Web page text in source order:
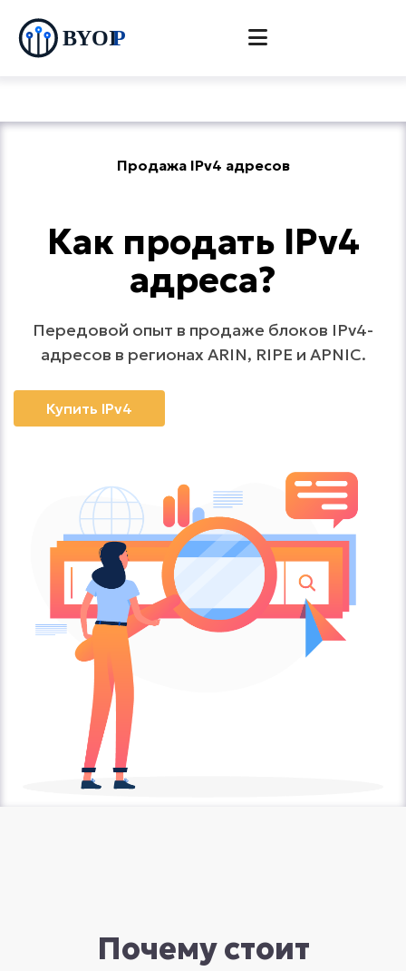
Продажа IPv4 адресов
Как продать IPv4
адреса?
Передовой опыт в продаже блоков IPv4-
адресов в регионах ARIN, RIPE и APNIC.
Купить IPv4
Почему стоит